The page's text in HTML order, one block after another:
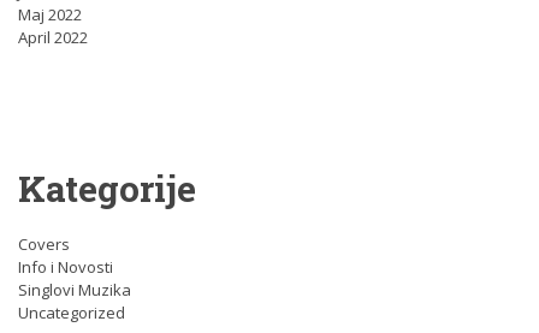
Maj 2022
April 2022
Kategorije
Covers
Info i Novosti
Singlovi Muzika
Uncategorized